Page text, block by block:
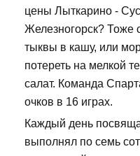
цены Лыткарино -
Железногорск? Тоже
тыквы в кашу, или
потереть на мелкой
салат. Команда
очков в 16 играх.
Каждый день
выполнял по семь